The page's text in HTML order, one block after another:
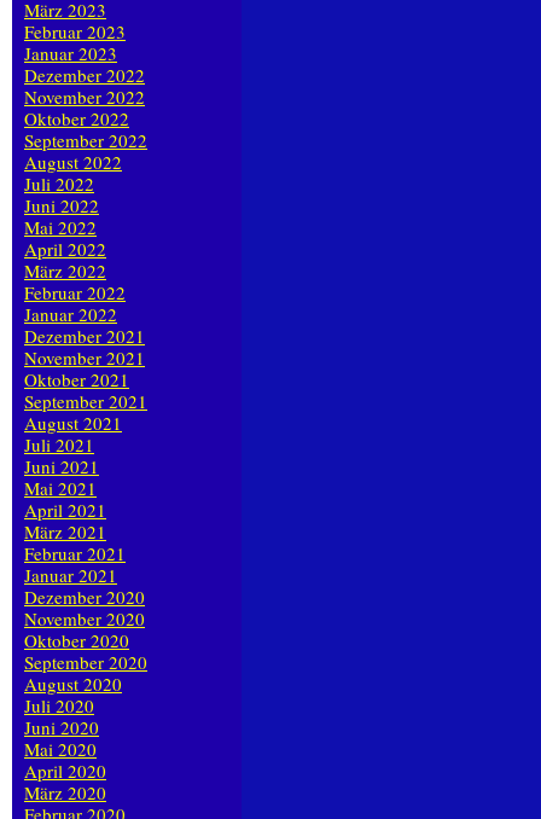
März 2023
Februar 2023
Januar 2023
Dezember 2022
November 2022
Oktober 2022
September 2022
August 2022
Juli 2022
Juni 2022
Mai 2022
April 2022
März 2022
Februar 2022
Januar 2022
Dezember 2021
November 2021
Oktober 2021
September 2021
August 2021
Juli 2021
Juni 2021
Mai 2021
April 2021
März 2021
Februar 2021
Januar 2021
Dezember 2020
November 2020
Oktober 2020
September 2020
August 2020
Juli 2020
Juni 2020
Mai 2020
April 2020
März 2020
Februar 2020